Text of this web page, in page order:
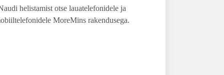
helistamist otse lauatelefonidele ja
MoreMins rakendusega.